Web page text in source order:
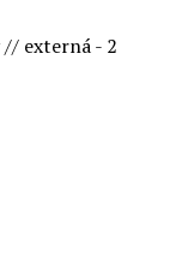
externá - 2